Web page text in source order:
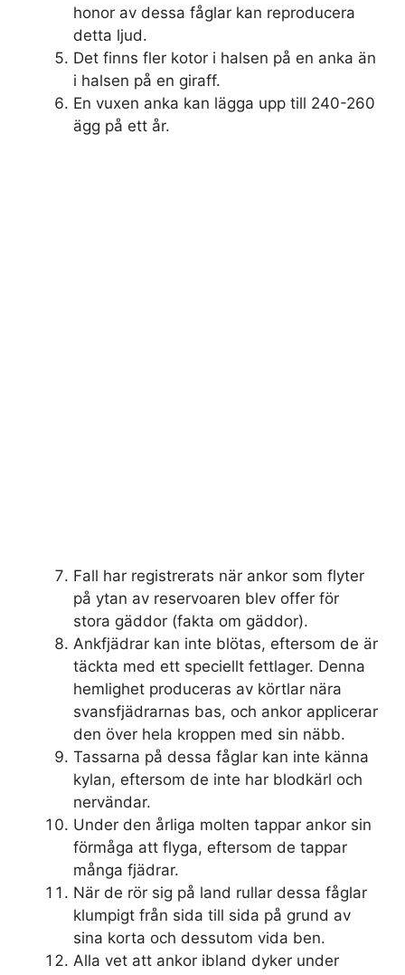
honor av dessa fåglar kan reproducera
detta ljud.
Det finns fler kotor i halsen på en anka än
i halsen på en giraff.
En vuxen anka kan lägga upp till 240-260
ägg på ett år.
Fall har registrerats när ankor som flyter
på ytan av reservoaren blev offer för
stora gäddor (fakta om gäddor).
Ankfjädrar kan inte blötas, eftersom de är
täckta med ett speciellt fettlager. Denna
hemlighet produceras av körtlar nära
svansfjädrarnas bas, och ankor applicerar
den över hela kroppen med sin näbb.
Tassarna på dessa fåglar kan inte känna
kylan, eftersom de inte har blodkärl och
nervändar.
Under den årliga molten tappar ankor sin
förmåga att flyga, eftersom de tappar
många fjädrar.
När de rör sig på land rullar dessa fåglar
klumpigt från sida till sida på grund av
sina korta och dessutom vida ben.
Alla vet att ankor ibland dyker under